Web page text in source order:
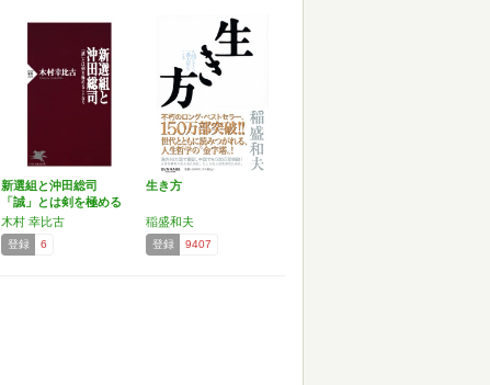
新選組と沖田総司
「誠」とは剣を極める
ことなり
木村 幸比古
登録 6
生き方
稲盛和夫
登録 9407